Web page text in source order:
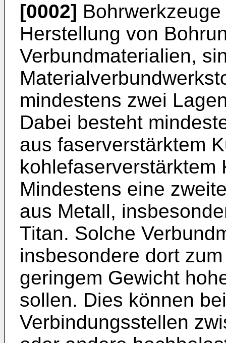
[0002]
Herstellung von
Verbundmaterialien,
mindestens zwei
Dabei besteht
aus faserverstärktem
kohlefaserverstärktem
Mindestens eine
aus Metall,
Titan. Solche
insbesondere dort
geringem Gewicht
sollen. Dies können
Verbindungsstellen